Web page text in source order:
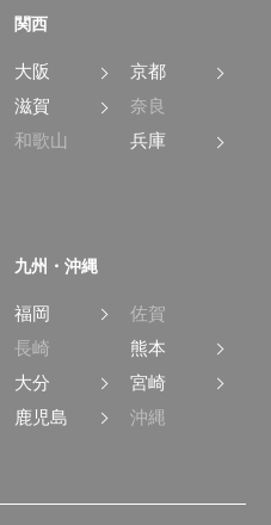
関西
大阪
京都
滋賀
奈良
和歌山
兵庫
九州・沖縄
福岡
佐賀
長崎
熊本
大分
宮崎
鹿児島
沖縄